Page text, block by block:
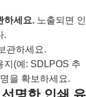
하세요. 노출되면 인
.
관하세요.
지(예: SDLPOS 추
을 확보하세요.